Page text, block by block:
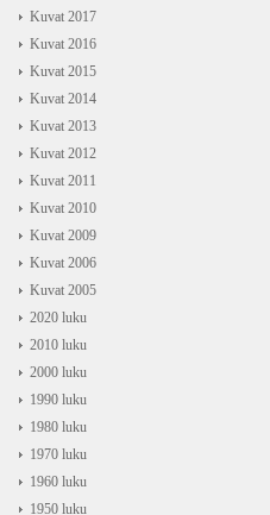
Kuvat 2017
Kuvat 2016
Kuvat 2015
Kuvat 2014
Kuvat 2013
Kuvat 2012
Kuvat 2011
Kuvat 2010
Kuvat 2009
Kuvat 2006
Kuvat 2005
2020 luku
2010 luku
2000 luku
1990 luku
1980 luku
1970 luku
1960 luku
1950 luku